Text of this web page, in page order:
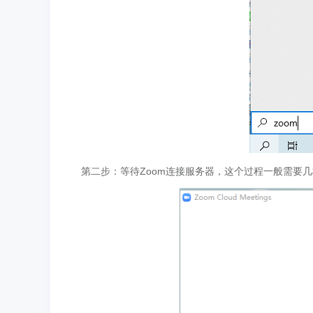
第二步：等待Zoom连接服务器，这个过程一般需要